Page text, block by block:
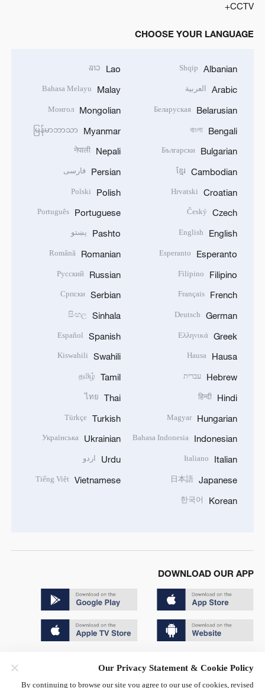
CCTV+
CHOOSE YOUR LANGUAGE
Albanian
Shqip
Arabic العربية
Belarusian
Беларуская
Bengali
বাংলা
Bulgarian
Български
Cambodian
ខ្មែរ
Croatian
Hrvatski
Czech
Český
English
English
Esperanto
Esperanto
Filipino
Filipino
French
Français
German
Deutsch
Greek
Ελληνικά
Hausa
Hausa
Hebrew עברית
Hindi
हिन्दी
Hungarian
Magyar
Indonesian
Bahasa Indonesia
Italian
Italiano
Japanese
日本語
Korean
한국어
Lao
ລາວ
Malay
Bahasa Melayu
Mongolian
Монгол
Myanmar
မြန်မာဘာသာ
Nepali
नेपाली
Persian فارسی
Polish
Polski
Portuguese
Português
Pashto پښتو
Romanian
Română
Russian
Русский
Serbian
Српски
Sinhala
සිංහල
Spanish
Español
Swahili
Kiswahili
Tamil
தமிழ்
Thai
ไทย
Turkish
Türkçe
Ukrainian
Українська
Urdu اردو
Vietnamese
Tiếng Việt
DOWNLOAD OUR APP
Our Privacy Statement & Cookie Policy
By continuing to browse our site you agree to our use of cookies, revised